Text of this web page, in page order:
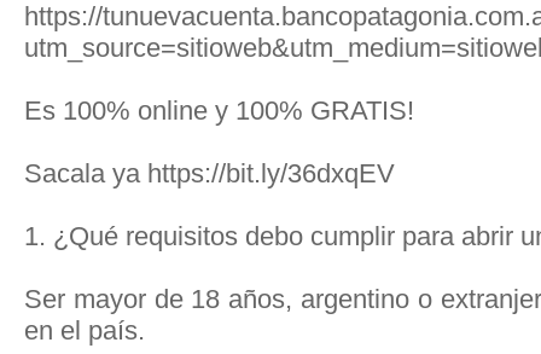
https://
Es 100% online y 100% GRATIS!
Sacala ya https://bit.ly/36dxqEV
1. ¿Qué requisitos debo cumplir para abrir
Ser mayor de 18 años, argentino o
en el país.